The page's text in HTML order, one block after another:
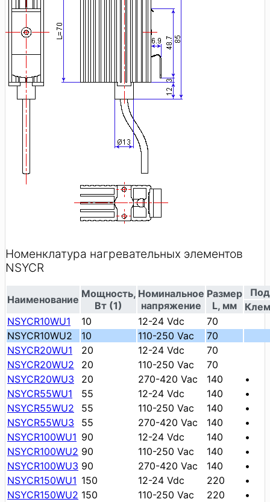
Номенклатура нагревательных элементов
NSYCR
Наименование Мощность,
Вт (1)
Номинальное
напряжение
Размер
L, мм
NSYCR10WU1
10 12-24 Vdc
70
NSYCR10WU2
10 110-250 Vac
70
NSYCR20WU1
20 12-24 Vdc
70
NSYCR20WU2
20 110-250 Vac
70
NSYCR20WU3
20 270-420 Vac 140
•
NSYCR55WU1
55 12-24 Vdc 140
•
NSYCR55WU2
55 110-250 Vac 140
•
NSYCR55WU3
55 270-420 Vac 140
•
NSYCR100WU1 90 12-24 Vdc 140
•
NSYCR100WU2 90 110-250 Vac 140
•
NSYCR100WU3 90 270-420 Vac 140
•
NSYCR150WU1 150 12-24 Vdc 220
•
NSYCR150WU2 150 110-250 Vac 220
•